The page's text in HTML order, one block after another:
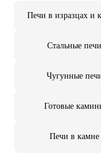
Печи в изразцах и
Стальные печи
Чугунные
Готовые
Печи в камне